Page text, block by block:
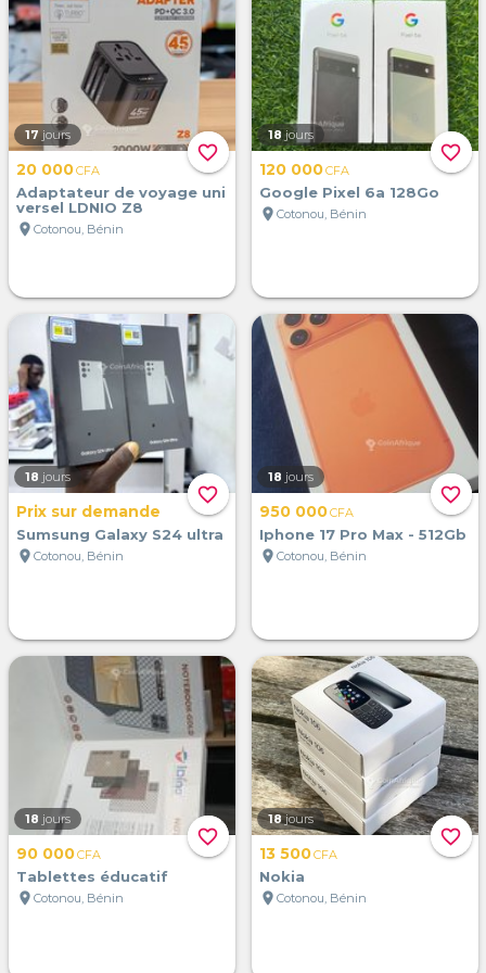
favorite_border
17 jours
20 000CFA
Adaptateur de voyage uni
versel LDNIO Z8
location_on Cotonou, Bénin
favorite_border
18 jours
120 000CFA
Google Pixel 6a 128Go
location_on Cotonou, Bénin
favorite_border
18 jours
Prix sur demande
Sumsung Galaxy S24 ultra
location_on Cotonou, Bénin
favorite_border
18 jours
950 000CFA
Iphone 17 Pro Max - 512Gb
location_on Cotonou, Bénin
favorite_border
18 jours
90 000CFA
Tablettes éducatif
location_on Cotonou, Bénin
favorite_border
18 jours
13 500CFA
Nokia
location_on Cotonou, Bénin